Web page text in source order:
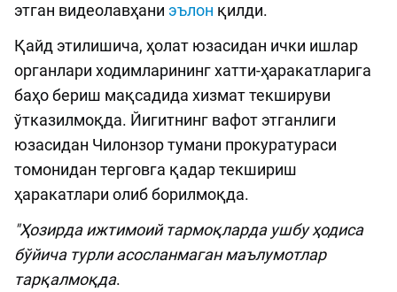
этган видеолавҳани эълон қилди.
Қайд этилишича, ҳолат юзасидан ички ишлар
органлари ходимларининг хатти-ҳаракатларига
баҳо бериш мақсадида хизмат текшируви
ўтказилмоқда. Йигитнинг вафот этганлиги
юзасидан Чилонзор тумани прокуратураси
томонидан терговга қадар текшириш
ҳаракатлари олиб борилмоқда.
"Ҳозирда ижтимоий тармоқларда ушбу ҳодиса
бўйича турли асосланмаган маълумотлар
тарқалмоқда.